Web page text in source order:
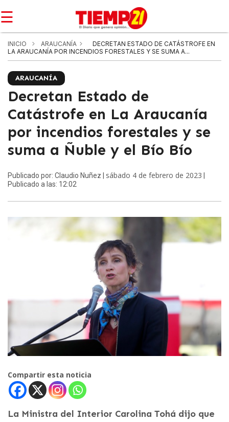
☰
INICIO ARAUCANÍA
DECRETAN ESTADO DE CATÁSTROFE EN
LA ARAUCANÍA POR INCENDIOS FORESTALES Y SE SUMA A...
ARAUCANÍA
Decretan Estado de
Catástrofe en La Araucanía
por incendios forestales y se
suma a Ñuble y el Bío Bío
Publicado por: Claudio Nuñez | sábado 4 de febrero de 2023
Publicado a las: 12:02
Compartir esta noticia
La Ministra del Interior Carolina Tohá dijo que